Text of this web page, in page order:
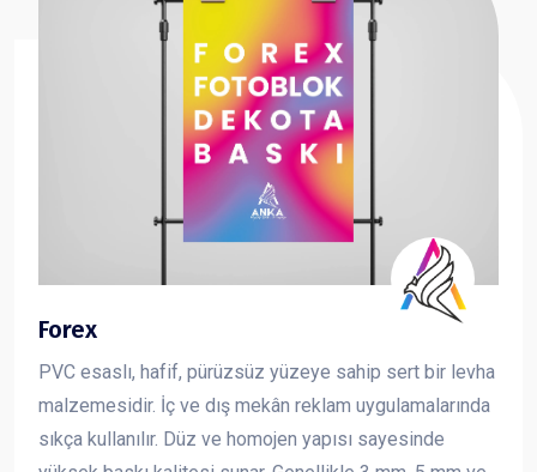
Forex
PVC esaslı, hafif, pürüzsüz yüzeye sahip sert bir levha
malzemesidir. İç ve dış mekân reklam uygulamalarında
sıkça kullanılır. Düz ve homojen yapısı sayesinde